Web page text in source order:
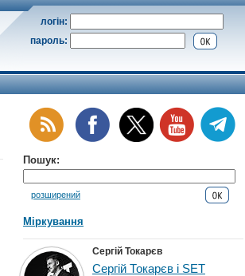
логін:
пароль:
Пошук:
розширений
Міркування
Сергій Токарєв
Сергій Токарєв і SET